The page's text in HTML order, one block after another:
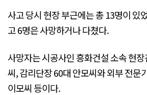
사고 당시 현장 부근에는 총 13명이 있
고 6명은 사망하거나 다쳤다.
사망자는 시공사인 흥화건설 소속 현
씨, 감리단장 60대 안모씨와 외부 전문
이모씨 등이다.